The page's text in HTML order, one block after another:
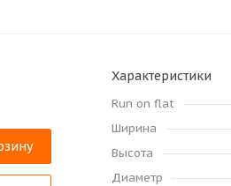
Характеристики
Run on flat
Ширина
Высота
Диаметр